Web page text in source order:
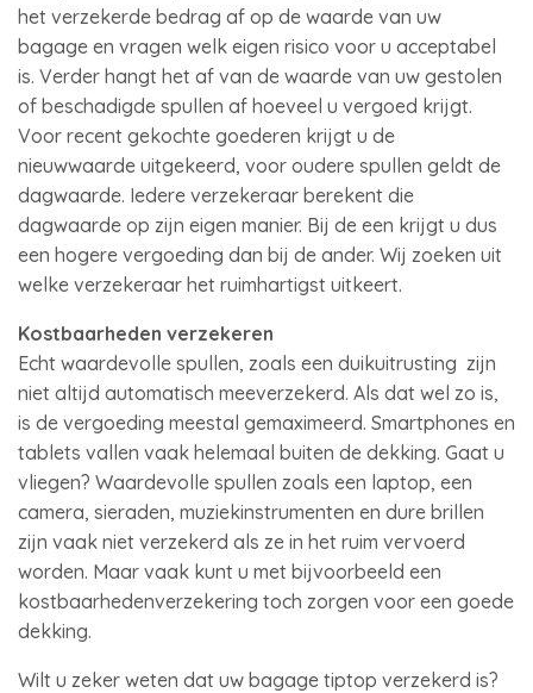
het verzekerde bedrag af op de waarde van uw
bagage en vragen welk eigen risico voor u acceptabel
is. Verder hangt het af van de waarde van uw gestolen
of beschadigde spullen af hoeveel u vergoed krijgt.
Voor recent gekochte goederen krijgt u de
nieuwwaarde uitgekeerd, voor oudere spullen geldt de
dagwaarde. Iedere verzekeraar berekent die
dagwaarde op zijn eigen manier. Bij de een krijgt u dus
een hogere vergoeding dan bij de ander. Wij zoeken uit
welke verzekeraar het ruimhartigst uitkeert.
Kostbaarheden verzekeren
Echt waardevolle spullen, zoals een duikuitrusting zijn
niet altijd automatisch meeverzekerd. Als dat wel zo is,
is de vergoeding meestal gemaximeerd. Smartphones en
tablets vallen vaak helemaal buiten de dekking. Gaat u
vliegen? Waardevolle spullen zoals een laptop, een
camera, sieraden, muziekinstrumenten en dure brillen
zijn vaak niet verzekerd als ze in het ruim vervoerd
worden. Maar vaak kunt u met bijvoorbeeld een
kostbaarhedenverzekering toch zorgen voor een goede
dekking.
Wilt u zeker weten dat uw bagage tiptop verzekerd is?